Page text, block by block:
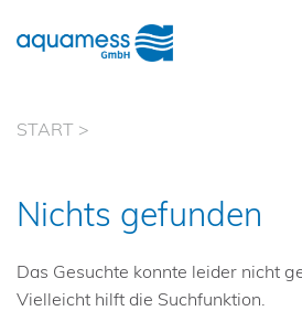
START >
Nichts gefunden
Das Gesuchte konnte leider nicht
Vielleicht hilft die Suchfunktion.